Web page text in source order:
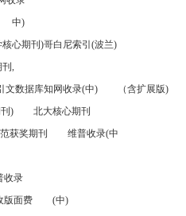
中)
心期刊)哥白尼索引(波兰)
,
文数据库知网收录(中)
（含扩展版)
)
北大核心期刊
获奖期刊
维普收录(中
收录
版面费
(中)